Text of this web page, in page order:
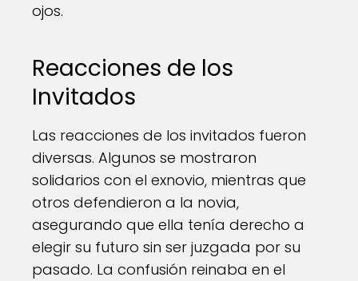
ojos.
Reacciones de los
Invitados
Las reacciones de los invitados fueron
diversas. Algunos se mostraron
solidarios con el exnovio, mientras que
otros defendieron a la novia,
asegurando que ella tenía derecho a
elegir su futuro sin ser juzgada por su
pasado. La confusión reinaba en el